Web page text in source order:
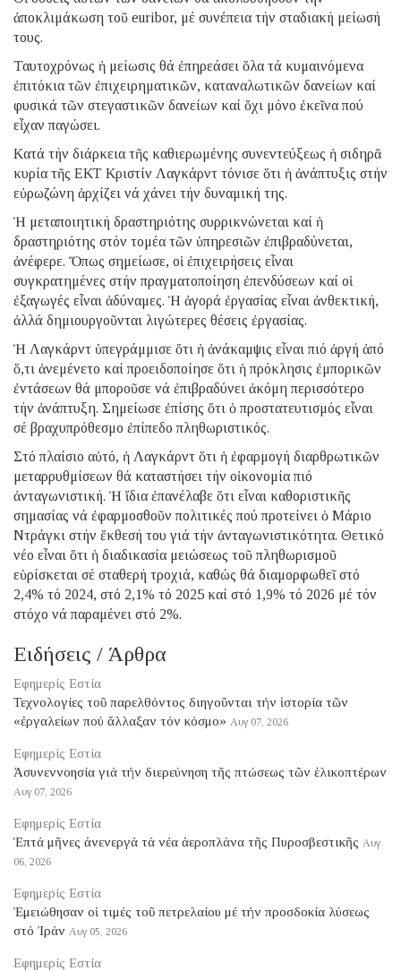
ἀποκλιμάκωση τοῦ euribor, μέ συνέπεια τήν σταδιακή μείωσή
τους.
Ταυτοχρόνως ἡ μείωσις θά ἐπηρεάσει ὅλα τά κυμαινόμενα
ἐπιτόκια τῶν ἐπιχειρηματικῶν, καταναλωτικῶν δανείων καί
φυσικά τῶν στεγαστικῶν δανείων καί ὄχι μόνο ἐκεῖνα πού
εἶχαν παγώσει.
Kατά τήν διάρκεια τῆς καθιερωμένης συνεντεύξεως ἡ σιδηρᾶ
κυρία τῆς ΕΚΤ Κριστίν Λαγκάρντ τόνισε ὅτι ἡ ἀνάπτυξις στήν
εὐρωζώνη ἀρχίζει νά χάνει τήν δυναμική της.
Ἡ μεταποιητική δραστηριότης συρρικνώνεται καί ἡ
δραστηριότης στόν τομέα τῶν ὑπηρεσιῶν ἐπιβραδύνεται,
ἀνέφερε. Ὅπως σημείωσε, οἱ ἐπιχειρήσεις εἶναι
συγκρατημένες στήν πραγματοποίηση ἐπενδύσεων καί οἱ
ἐξαγωγές εἶναι ἀδύναμες. Ἡ ἀγορά ἐργασίας εἶναι ἀνθεκτική,
ἀλλά δημιουργοῦνται λιγώτερες θέσεις ἐργασίας.
Ἡ Λαγκάρντ ὑπεγράμμισε ὅτι ἡ ἀνάκαμψις εἶναι πιό ἀργή ἀπό
ὅ,τι ἀνεμένετο καί προειδοποίησε ὅτι ἡ πρόκλησις ἐμπορικῶν
ἐντάσεων θά μποροῦσε νά ἐπιβραδύνει ἀκόμη περισσότερο
τήν ἀνάπτυξη. Σημείωσε ἐπίσης ὅτι ὁ προστατευτισμός εἶναι
σέ βραχυπρόθεσμο ἐπίπεδο πληθωριστικός.
Στό πλαίσιο αὐτό, ἡ Λαγκάρντ ὅτι ἡ ἐφαρμογή διαρθρωτικῶν
μεταρρυθμίσεων θά καταστήσει τήν οἰκονομία πιό
ἀνταγωνιστική. Ἡ ἴδια ἐπανέλαβε ὅτι εἶναι καθοριστικῆς
σημασίας νά ἐφαρμοσθοῦν πολιτικές πού προτείνει ὁ Μάριο
Ντράγκι στήν ἔκθεσή του γιά τήν ἀνταγωνιστικότητα. Θετικό
νέο εἶναι ὅτι ἡ διαδικασία μειώσεως τοῦ πληθωρισμοῦ
εὑρίσκεται σέ σταθερή τροχιά, καθώς θά διαμορφωθεῖ στό
2,4% τό 2024, στό 2,1% τό 2025 καί στό 1,9% τό 2026 μέ τόν
στόχο νά παραμένει στό 2%.
Ειδήσεις / Άρθρα
Εφημερίς Εστία
Τεχνολογίες τοῦ παρελθόντος διηγοῦνται τήν ἱστορία τῶν
«ἐργαλείων πού ἄλλαξαν τόν κόσμο» Αυγ 07, 2026
Εφημερίς Εστία
Ἀσυνεννοησία γιά τήν διερεύνηση τῆς πτώσεως τῶν ἑλικοπτέρων
Αυγ 07, 2026
Εφημερίς Εστία
Ἑπτά μῆνες ἀνενεργά τά νέα ἀεροπλάνα τῆς Πυροσβεστικῆς Αυγ
06, 2026
Εφημερίς Εστία
Ἐμειώθησαν οἱ τιμές τοῦ πετρελαίου μέ τήν προσδοκία λύσεως
στό Ἰράν Αυγ 05, 2026
Εφημερίς Εστία